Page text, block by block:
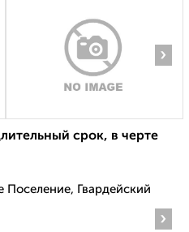
›
срок, в черте
Гвардейский
›